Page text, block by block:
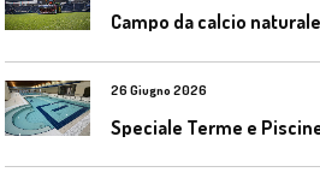
26 Giugno 2026